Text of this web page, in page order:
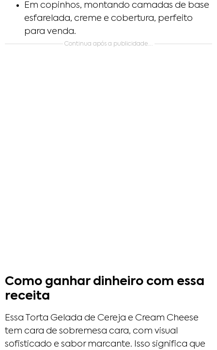
Em copinhos, montando camadas de base
esfarelada, creme e cobertura, perfeito
para venda.
Continua após a publicidade….
Como ganhar dinheiro com essa
receita
Essa Torta Gelada de Cereja e Cream Cheese
tem cara de sobremesa cara, com visual
sofisticado e sabor marcante. Isso significa que